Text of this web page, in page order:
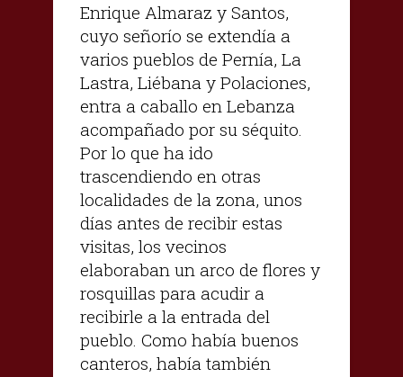
Enrique Almaraz y Santos,
cuyo señorío se extendía a
varios pueblos de Pernía, La
Lastra, Liébana y Polaciones,
entra a caballo en Lebanza
acompañado por su séquito.
Por lo que ha ido
trascendiendo en otras
localidades de la zona, unos
días antes de recibir estas
visitas, los vecinos
elaboraban un arco de flores y
rosquillas para acudir a
recibirle a la entrada del
pueblo. Como había buenos
canteros, había también